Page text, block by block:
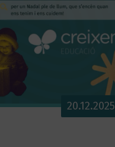
20.12.2025